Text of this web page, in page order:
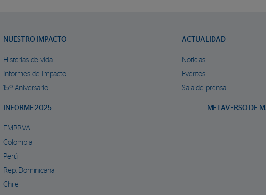
NUESTRO IMPACTO
Historias de vida
Informes de Impacto
15º Aniversario
ACTUALIDAD
Noticias
Eventos
Sala de prensa
INFORME 2025
FMBBVA
Colombia
Perú
Rep. Dominicana
Chile
METAVERSO DE